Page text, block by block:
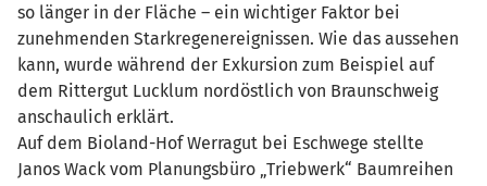
so länger in der Fläche – ein wichtiger Faktor bei
zunehmenden Starkregenereignissen. Wie das aussehen
kann, wurde während der Exkursion zum Beispiel auf
dem Rittergut Lucklum nordöstlich von Braunschweig
anschaulich erklärt.
Auf dem Bioland-Hof Werragut bei Eschwege stellte
Janos Wack vom Planungsbüro „Triebwerk“ Baumreihen